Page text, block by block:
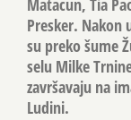
Matacun, Tia
Presker. Nakon
su preko šume
selu Milke
završavaju na
Ludini.